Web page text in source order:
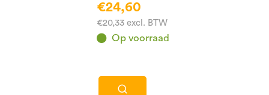
€24,60
€20,33 excl. BTW
Op voorraad